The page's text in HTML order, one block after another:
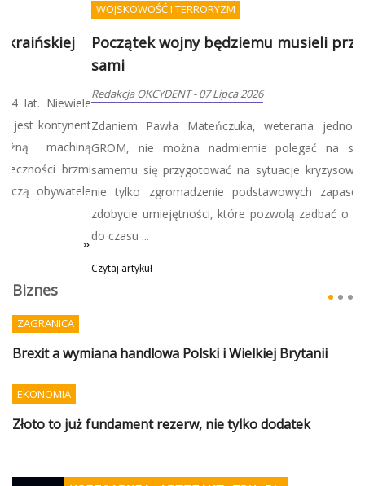
WOJSKOWOŚĆ I TERRORYZM
Początek wojny będziemu musieli przetrwać
Redakcja OKCYDENT-07 Lipca 2026
Zdaniem Pawła Mateńczuka, weterana jednostki specjalnej
GROM, nie można nadmiernie polegać na służbach, tylko
samemu się przygotować na sytuacje kryzysowe, co oznacza
nie tylko zgromadzenie podstawowych zapasów, ale także
zdobycie umiejętności, które pozwolą zadbać o siebie i bliskich
Biznes
ZAGRANICA
Brexit a wymiana handlowa Polski i Wielkiej Brytanii
EKONOMIA
Złoto to już fundament rezerw, nie tylko dodatek